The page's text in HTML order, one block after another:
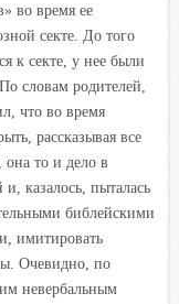
во время ее
секте. До того
к секте, у нее были
словам родителей,
что во время
рассказывая все
она то и дело в
казалось, пыталась
библейскими
имитировать
Очевидно, по
невербальным